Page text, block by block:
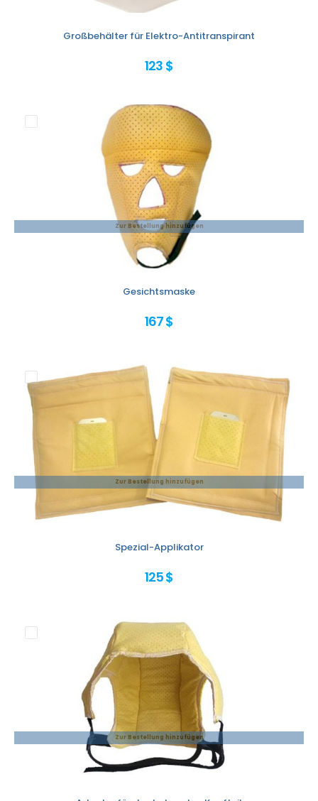
Großbehälter für Elektro-Antitranspirant
123 $
Zur Bestellung hinzufügen
Gesichtsmaske
167 $
Zur Bestellung hinzufügen
Spezial-Applikator
125 $
Zur Bestellung hinzufügen